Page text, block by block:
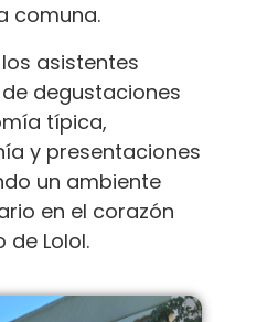
comuna.
asistentes
degustaciones
típica,
y presentaciones
un ambiente
en el corazón
Lolol.